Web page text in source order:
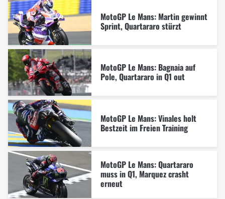
MotoGP Le Mans: Martin gewinnt
Sprint, Quartararo stürzt
MotoGP Le Mans: Bagnaia auf
Pole, Quartararo in Q1 out
MotoGP Le Mans: Vinales holt
Bestzeit im Freien Training
MotoGP Le Mans: Quartararo
muss in Q1, Marquez crasht
erneut